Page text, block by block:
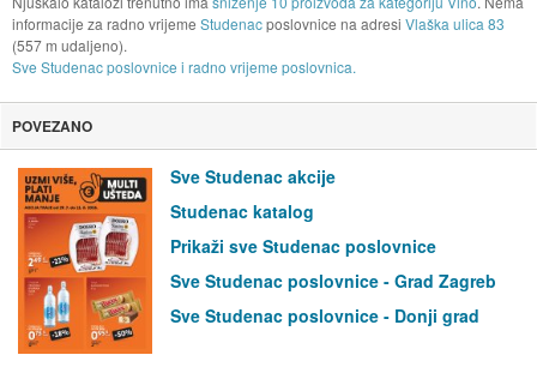
informacije za radno vrijeme Studenacposlovnice na adresi Vlaška ulica 83
(557 m udaljeno).
Sve Studenac poslovnice i radno vrijeme poslovnica.
POVEZANO
Sve Studenac akcije
Studenac katalog
Prikaži sve Studenac poslovnice
Sve Studenac poslovnice - Grad Zagreb
Sve Studenac poslovnice - Donji grad